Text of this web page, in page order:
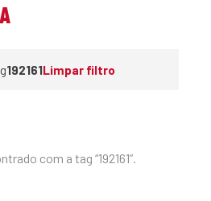
192161Limpar filtro
com a tag “192161”.